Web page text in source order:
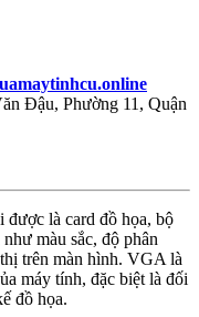
Đậu, Phường 11, Quận
là card đồ họa, bộ
màu sắc, độ phân
trên màn hình. VGA là
máy tính, đặc biệt là đối
đồ họa.